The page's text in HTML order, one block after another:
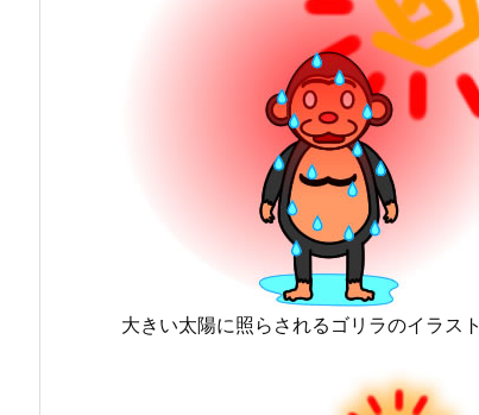
大きい太陽に照らされるゴリラのイラスト